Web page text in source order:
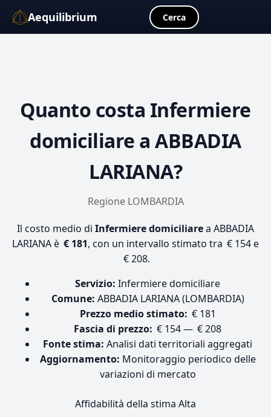
Aequilibrium Cerca
Quanto costa Infermiere
domiciliare a ABBADIA
LARIANA?
Regione LOMBARDIA
Il costo medio di Infermiere domiciliarea ABBADIA
LARIANA è € 181, con un intervallo stimato tra € 154 e
€ 208.
Servizio: Infermiere domiciliare
Comune: ABBADIA LARIANA (LOMBARDIA)
Prezzo medio stimato: € 181
Fascia di prezzo: € 154 — € 208
Fonte stima: Analisi dati territoriali aggregati
Aggiornamento: Monitoraggio periodico delle
variazioni di mercato
Affidabilità della stima Alta